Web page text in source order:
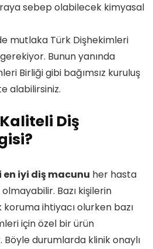
sebep olabilecek kimyasal
mutlaka Türk Dişhekimleri
Bunun yanında
Birliği gibi bağımsız kuruluş
alabilirsiniz.
Diş
iyi diş macunu her hasta
Bazı kişilerin
ihtiyacı olurken bazı
için özel bir ürün
Böyle durumlarda klinik onaylı